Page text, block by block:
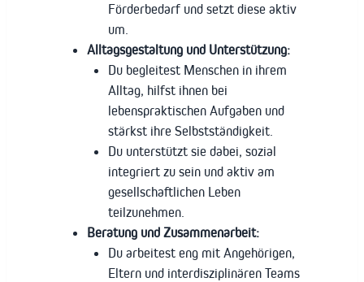
Förderbedarf und setzt diese aktiv
um.
Alltagsgestaltung und Unterstützung:
Du begleitest Menschen in ihrem
Alltag, hilfst ihnen bei
lebenspraktischen Aufgaben und
stärkst ihre Selbstständigkeit.
Du unterstützt sie dabei, sozial
integriert zu sein und aktiv am
gesellschaftlichen Leben
teilzunehmen.
Beratung und Zusammenarbeit:
Du arbeitest eng mit Angehörigen,
Eltern und interdisziplinären Teams